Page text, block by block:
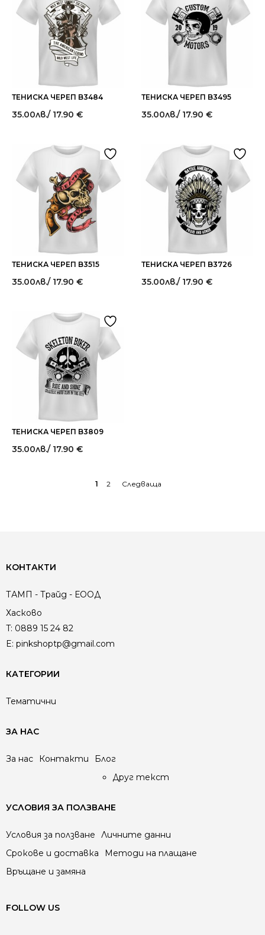
ТЕНИСКА ЧЕРЕП B3484
35.00лв./ 17.90 €
ТЕНИСКА ЧЕРЕП B3495
35.00лв./ 17.90 €
ТЕНИСКА ЧЕРЕП B3515
35.00лв./ 17.90 €
ТЕНИСКА ЧЕРЕП B3726
35.00лв./ 17.90 €
ТЕНИСКА ЧЕРЕП B3809
35.00лв./ 17.90 €
1 2
КОНТАКТИ
ТАМП - Трайд - ЕООД
Хасково
T: 0889 15 24 82
E: pinkshoptp@gmail.com
КАТЕГОРИИ
Тематични
ЗА НАС
За нас Контакти
Блог
Друг текст
УСЛОВИЯ ЗА ПОЛЗВАНЕ
Условия за ползване
Личните данни
Срокове и доставка
Методи на плащане
Връщане и замяна
FOLLOW US